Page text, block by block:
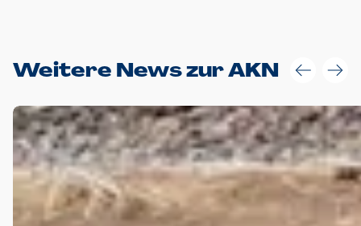
Weitere News zur AKN